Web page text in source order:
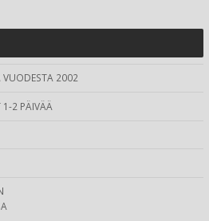
VUODESTA 2002
1-2 PÄIVÄÄ